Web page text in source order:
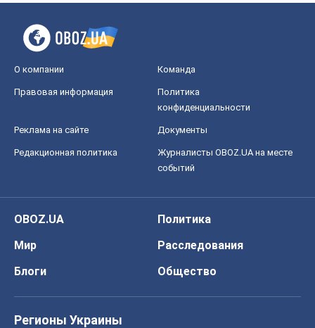
О компании Команда
Правовая информация
Политика
конфиденциальности
Реклама на сайте Документы
Редакционная политика
Журналисты OBOZ.UA на месте
событий
OBOZ.UA
Политика
Мир
Расследования
Блоги
Общество
Регионы Украины